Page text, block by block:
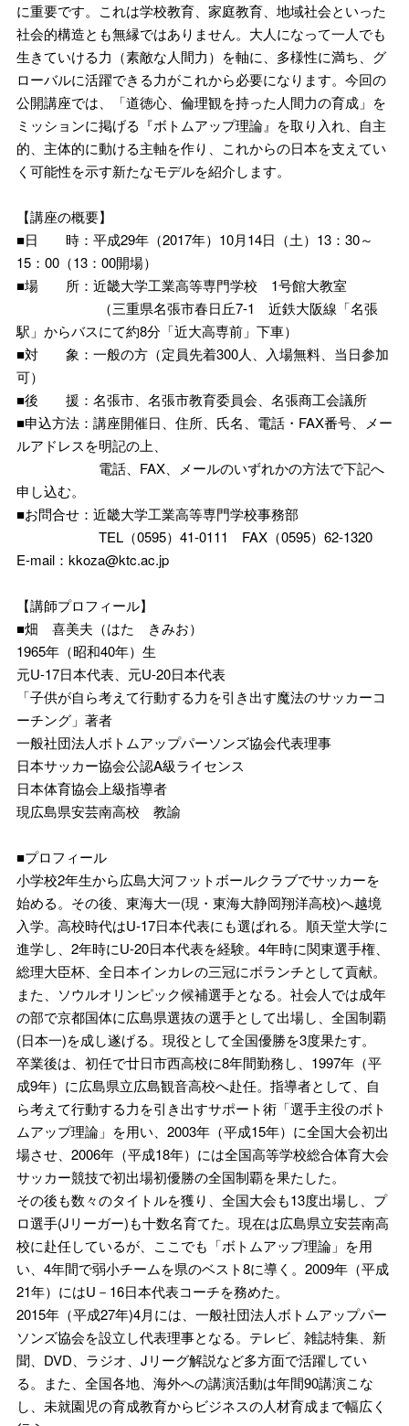
に重要です。これは学校教育、家庭教育、地域社会といった
社会的構造とも無縁ではありません。大人になって一人でも
生きていける力（素敵な人間力）を軸に、多様性に満ち、グ
ローバルに活躍できる力がこれから必要になります。今回の
公開講座では、「道徳心、倫理観を持った人間力の育成」を
ミッションに掲げる『ボトムアップ理論』を取り入れ、自主
的、主体的に動ける主軸を作り、これからの日本を支えてい
く可能性を示す新たなモデルを紹介します。
【講座の概要】
■日 時：平成29年（2017年）10月14日（土）13：30～
15：00（13：00開場）
■場 所：近畿大学工業高等専門学校 1号館大教室
（三重県名張市春日丘7-1 近鉄大阪線「名張
駅」からバスにて約8分「近大高専前」下車）
■対 象：一般の方（定員先着300人、入場無料、当日参加
可）
■後 援：名張市、名張市教育委員会、名張商工会議所
■申込方法：講座開催日、住所、氏名、電話・FAX番号、メー
ルアドレスを明記の上、
電話、FAX、メールのいずれかの方法で下記へ
申し込む。
■お問合せ：近畿大学工業高等専門学校事務部
TEL（0595）41-0111 FAX（0595）62-1320
E-mail：kkoza@ktc.ac.jp
【講師プロフィール】
■畑 喜美夫（はた きみお）
1965年（昭和40年）生
元U-17日本代表、元U-20日本代表
「子供が自ら考えて行動する力を引き出す魔法のサッカーコ
ーチング」著者
一般社団法人ボトムアップパーソンズ協会代表理事
日本サッカー協会公認A級ライセンス
日本体育協会上級指導者
現広島県安芸南高校 教諭
■プロフィール
小学校2年生から広島大河フットボールクラブでサッカーを
始める。その後、東海大一(現・東海大静岡翔洋高校)へ越境
入学。高校時代はU-17日本代表にも選ばれる。順天堂大学に
進学し、2年時にU-20日本代表を経験。4年時に関東選手権、
総理大臣杯、全日本インカレの三冠にボランチとして貢献。
また、ソウルオリンピック候補選手となる。社会人では成年
の部で京都国体に広島県選抜の選手として出場し、全国制覇
(日本一)を成し遂げる。現役として全国優勝を3度果たす。
卒業後は、初任で廿日市西高校に8年間勤務し、1997年（平
成9年）に広島県立広島観音高校へ赴任。指導者として、自
ら考えて行動する力を引き出すサポート術「選手主役のボト
ムアップ理論」を用い、2003年（平成15年）に全国大会初出
場させ、2006年（平成18年）には全国高等学校総合体育大会
サッカー競技で初出場初優勝の全国制覇を果たした。
その後も数々のタイトルを獲り、全国大会も13度出場し、プ
ロ選手(Jリーガー)も十数名育てた。現在は広島県立安芸南高
校に赴任しているが、ここでも「ボトムアップ理論」を用
い、4年間で弱小チームを県のベスト8に導く。2009年（平成
21年）にはU－16日本代表コーチを務めた。
2015年（平成27年)4月には、一般社団法人ボトムアップパー
ソンズ協会を設立し代表理事となる。テレビ、雑誌特集、新
聞、DVD、ラジオ、Jリーグ解説など多方面で活躍してい
る。また、全国各地、海外への講演活動は年間90講演こな
し、未就園児の育成教育からビジネスの人材育成まで幅広く